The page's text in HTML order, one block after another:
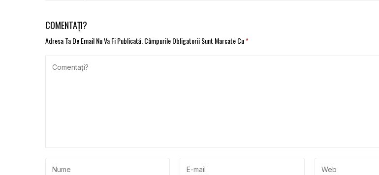
COMENTAȚI?
Adresa Ta De Email Nu Va Fi Publicată. Câmpurile Obligatorii Sunt Marcate Cu*